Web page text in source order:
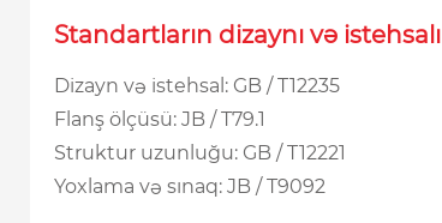
Standartların dizaynı və istehsalı
Dizayn və istehsal: GB / T12235
Flanş ölçüsü: JB / T79.1
Struktur uzunluğu: GB / T12221
Yoxlama və sınaq: JB / T9092